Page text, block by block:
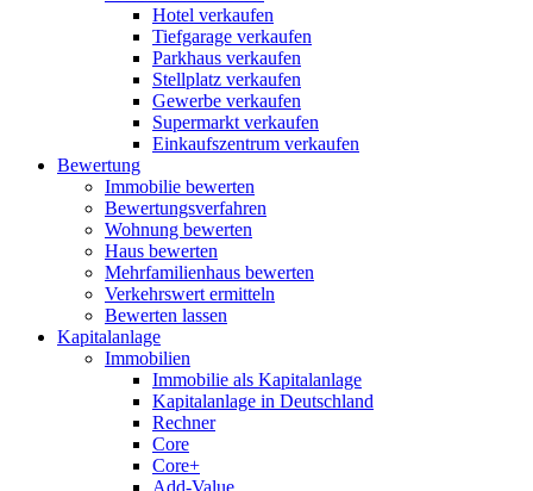
Hotel verkaufen
Tiefgarage verkaufen
Parkhaus verkaufen
Stellplatz verkaufen
Gewerbe verkaufen
Supermarkt verkaufen
Einkaufszentrum verkaufen
Bewertung
Immobilie bewerten
Bewertungsverfahren
Wohnung bewerten
Haus bewerten
Mehrfamilienhaus bewerten
Verkehrswert ermitteln
Bewerten lassen
Kapitalanlage
Immobilien
Immobilie als Kapitalanlage
Kapitalanlage in Deutschland
Rechner
Core
Core+
Add-Value